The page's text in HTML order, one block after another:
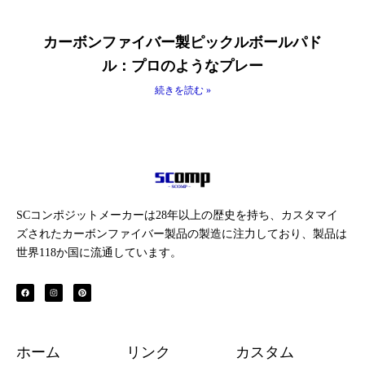
カーボンファイバー製ピックルボールパド
ル：プロのようなプレー
続きを読む »
SCコンポジットメーカーは28年以上の歴史を持ち、カスタマイ
ズされたカーボンファイバー製品の製造に注力しており、製品は
世界118か国に流通しています。
フ
ェ
イ
イ
ン
ス
ピ
ン
タ
ホーム リンク カスタム